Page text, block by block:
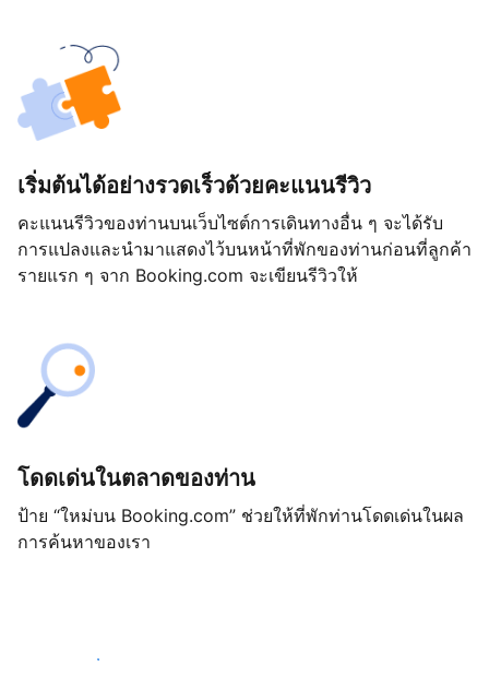
เริ่มต้นได้อย่างรวดเร็วด้วยคะแนนรีวิว
คะแนนรีวิวของท่านบนเว็บไซต์การเดินทางอื่น ๆ จะได้รับ
การแปลงและนำมาแสดงไว้บนหน้าที่พักของท่านก่อนที่ลูกค้า
รายแรก ๆ จาก Booking.com จะเขียนรีวิวให้
โดดเด่นในตลาดของท่าน
ป้าย “ใหม่บน Booking.com” ช่วยให้ที่พักท่านโดดเด่นในผล
การค้นหาของเรา
เริ่มต้นตั้งแต่วันนี้